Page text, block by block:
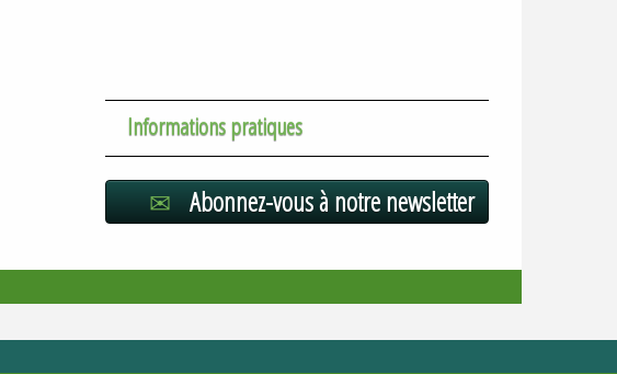
Informations pratiques
Abonnez-vous à notre newsletter